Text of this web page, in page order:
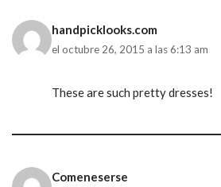
handpicklooks.com
el octubre 26, 2015 a las 6:13 am
These are such pretty dresses!
Comeneserse